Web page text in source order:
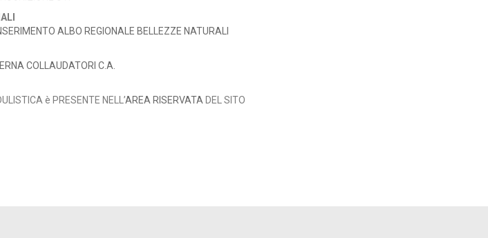
ALBO REGIONALE BELLEZZE NATURALI
COLLAUDATORI C.A.
è PRESENTE NELL’AREA RISERVATA DEL SITO